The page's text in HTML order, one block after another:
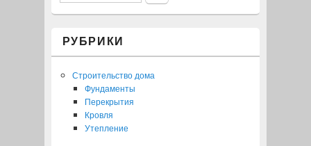
РУБРИКИ
Строительство дома
Фундаменты
Перекрытия
Кровля
Утепление